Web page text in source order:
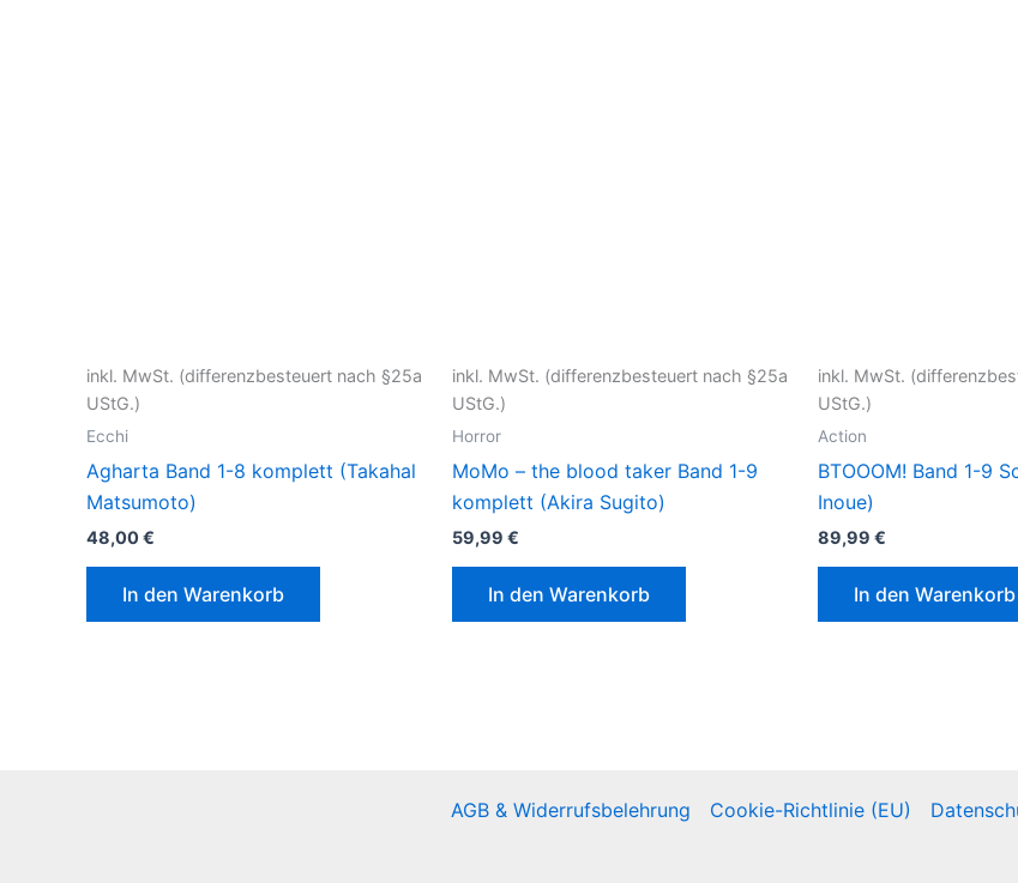
inkl. MwSt. (differenzbesteuert nach §25a
UStG.)
Ecchi
Agharta Band 1-8 komplett (Takahal
Matsumoto)
48,00€
In den Warenkorb
inkl. MwSt. (differenzbesteuert nach §25a
UStG.)
Horror
MoMo – the blood taker Band 1-9
komplett (Akira Sugito)
59,99 €
In den Warenkorb
inkl. MwSt.
UStG.)
Action
BTOOOM! Band 1-9
Inoue)
89,99 €
In den Warenkorb
AGB & Widerrufsbelehrung Cookie-Richtlinie (EU)